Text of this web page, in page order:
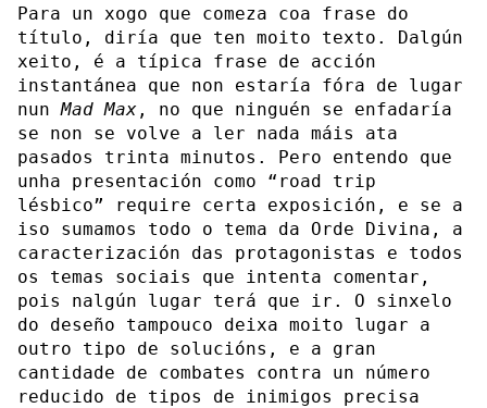
Para un xogo que comeza coa frase do
título, diría que ten moito texto. Dalgún
xeito, é a típica frase de acción
instantánea que non estaría fóra de lugar
nunMad Max , no que ninguén se enfadaría
se non se volve a ler nada máis ata
pasados trinta minutos. Pero entendo que
unha presentación como “road trip
lésbico” require certa exposición, e se a
iso sumamos todo o tema da Orde Divina, a
caracterización das protagonistas e todos
os temas sociais que intenta comentar,
pois nalgún lugar terá que ir. O sinxelo
do deseño tampouco deixa moito lugar a
outro tipo de solucións, e a gran
cantidade de combates contra un número
reducido de tipos de inimigos precisa